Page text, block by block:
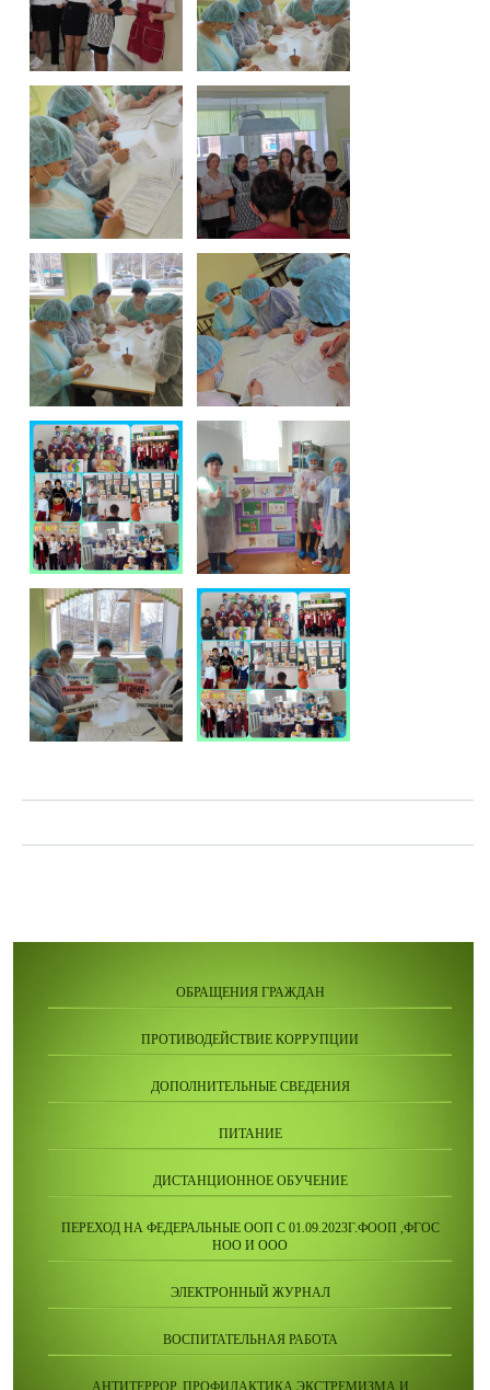
ОБРАЩЕНИЯ ГРАЖДАН
ПРОТИВОДЕЙСТВИЕ КОРРУПЦИИ
ДОПОЛНИТЕЛЬНЫЕ СВЕДЕНИЯ
ПИТАНИЕ
ДИСТАНЦИОННОЕ ОБУЧЕНИЕ
ПЕРЕХОД НА ФЕДЕРАЛЬНЫЕ ООП С 01.09.2023Г.ФООП ,ФГОС
НОО И ООО
ЭЛЕКТРОННЫЙ ЖУРНАЛ
ВОСПИТАТЕЛЬНАЯ РАБОТА
АНТИТЕРРОР. ПРОФИЛАКТИКА ЭКСТРЕМИЗМА И